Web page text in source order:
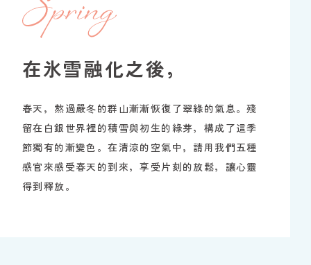
在氷雪融化之後，
春天，熬過嚴冬的群山漸漸恢復了翠綠的氣息。殘
留在白銀世界裡的積雪與初生的綠芽，構成了這季
節獨有的漸變色。在清涼的空氣中，請用我們五種
感官來感受春天的到來，享受片刻的放鬆，讓心靈
得到釋放。